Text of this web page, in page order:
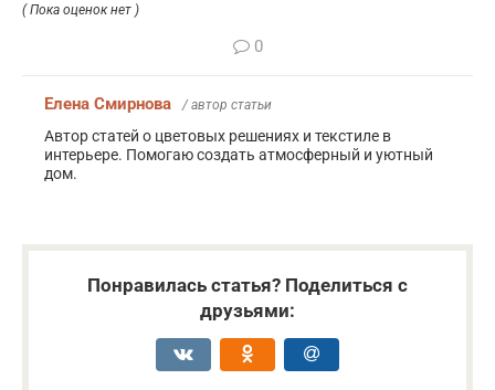
( Пока оценок нет )
0
Елена Смирнова / автор статьи
Автор статей о цветовых решениях и текстиле в
интерьере. Помогаю создать атмосферный и уютный
дом.
Понравилась статья? Поделиться с
друзьями: